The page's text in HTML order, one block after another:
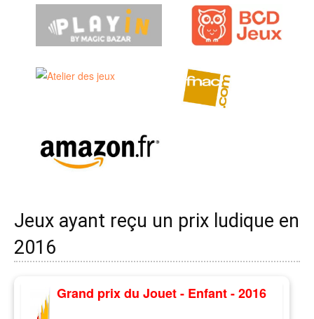
Jeux ayant reçu un prix ludique en
2016
Grand prix du Jouet - Enfant - 2016